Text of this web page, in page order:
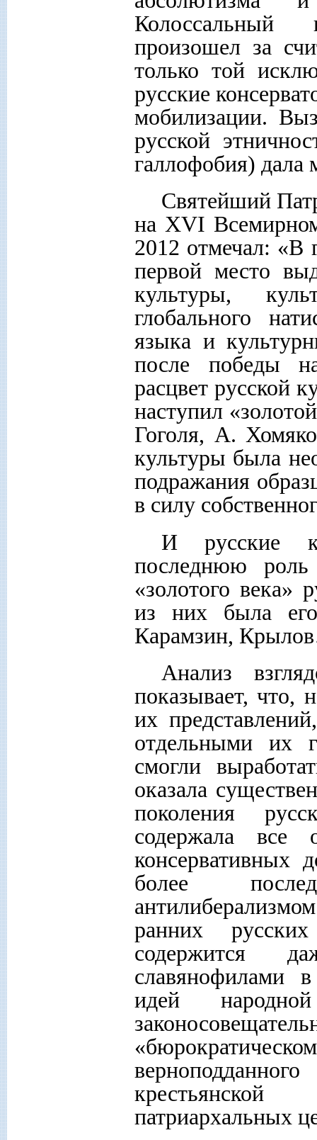
Колоссальный
произошел за
только той
русские
мобилизации.
русской
галлофобия) дала
Святейший
на XVI
2012 отмечал: «В
первой место
культуры,
глобального
языка и
после победы
расцвет русской
наступил
Гоголя, А.
культуры была
подражания
в силу
И русские
последнюю роль
«золотого века»
из них была
Карамзин,
Анализ
показывает, что,
их
отдельными их
смогли
оказала
поколения
содержала все
консервативных
более
ранних
содержится
славянофилами
идей
патриархальных